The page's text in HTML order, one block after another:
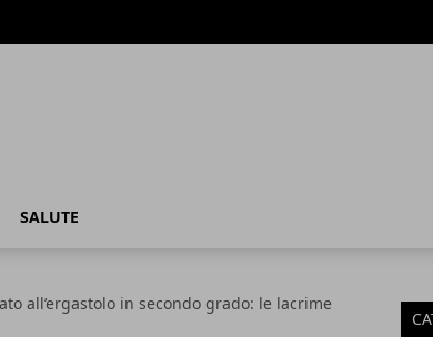
SALUTE
all’ergastolo in secondo grado: le lacrime